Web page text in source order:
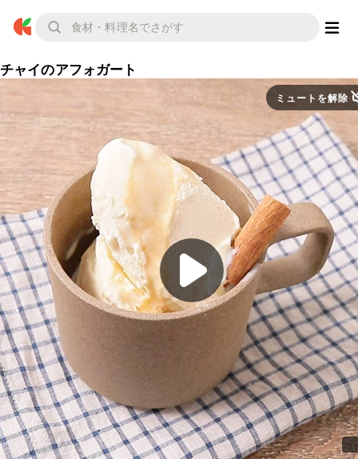
チャイのアフォガート
ミュートを解除